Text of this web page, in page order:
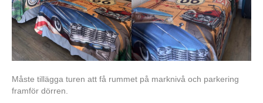
Måste tillägga turen att få rummet på marknivå och parkering
framför dörren.